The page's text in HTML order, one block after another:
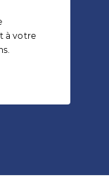
à votre